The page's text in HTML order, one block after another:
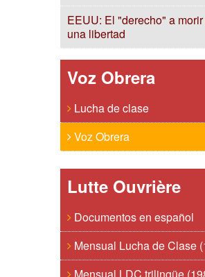
EEUU: El "derecho" a
una libertad
Voz Obrera
Lucha de clase
Voz Obrera
Lutte Ouvrière
Documentos en español
Mensual Lucha de Clase